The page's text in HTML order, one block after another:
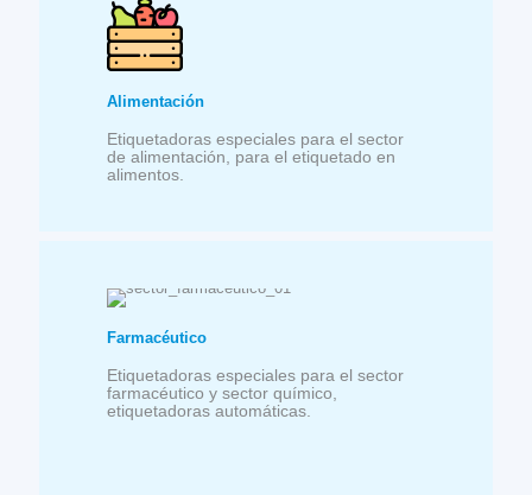
Alimentación
Etiquetadoras especiales para el sector
de alimentación, para el etiquetado en
alimentos.
Farmacéutico
Etiquetadoras especiales para el sector
farmacéutico y sector químico,
etiquetadoras automáticas.